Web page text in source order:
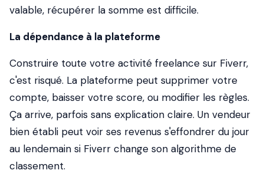
valable, récupérer la somme est difficile.
La dépendance à la plateforme
Construire toute votre activité freelance sur Fiverr,
c'est risqué. La plateforme peut supprimer votre
compte, baisser votre score, ou modifier les règles.
Ça arrive, parfois sans explication claire. Un vendeur
bien établi peut voir ses revenus s'effondrer du jour
au lendemain si Fiverr change son algorithme de
classement.